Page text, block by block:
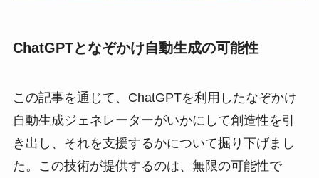
ChatGPTとなぞかけ自動生成の可能性
この記事を通じて、ChatGPTを利用したなぞかけ
自動生成ジェネレーターがいかにして創造性を引
き出し、それを支援するかについて掘り下げまし
た。この技術が提供するのは、無限の可能性で